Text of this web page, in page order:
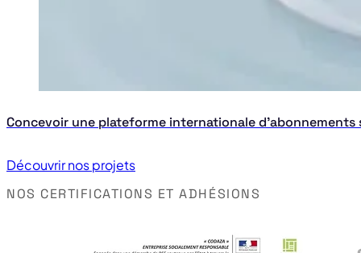
Concevoir une plateforme internationale d'abonnements
Découvrir nos projets
NOS CERTIFICATIONS ET ADHÉSIONS